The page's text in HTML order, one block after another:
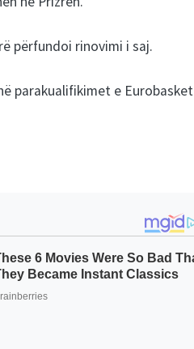
përfundoi rinovimi i saj.
parakualifikimet e Eurobasket